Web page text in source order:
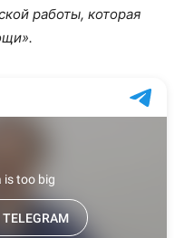
работы, которая